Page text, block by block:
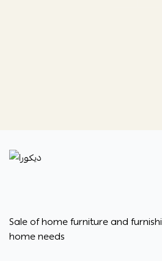
ديكورا
Sale of home furniture and
home needs